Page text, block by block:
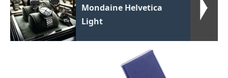
Mondaine Helvetica
Light